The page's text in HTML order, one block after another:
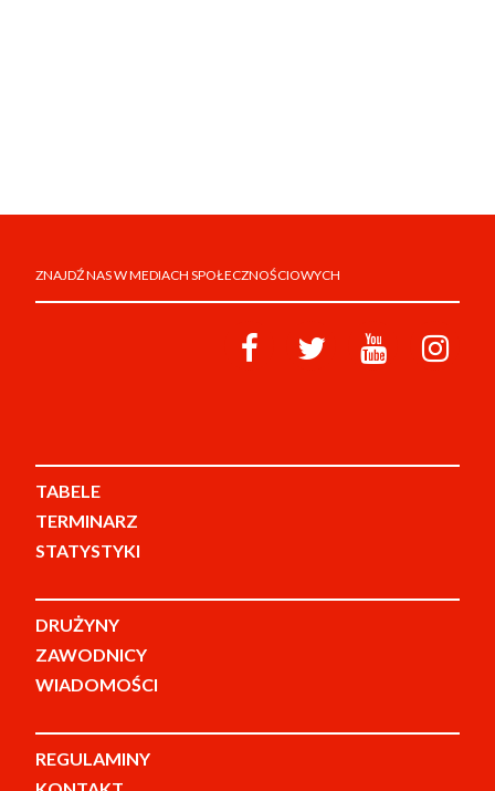
ZNAJDŹ NAS W MEDIACH SPOŁECZNOŚCIOWYCH
TABELE
TERMINARZ
STATYSTYKI
DRUŻYNY
ZAWODNICY
WIADOMOŚCI
REGULAMINY